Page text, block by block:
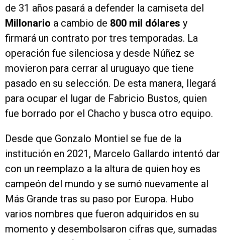
de 31 años pasará a defender la camiseta del
Millonario a cambio de 800 mil dólares y
firmará un contrato por tres temporadas. La
operación fue silenciosa y desde Núñez se
movieron para cerrar al uruguayo que tiene
pasado en su selección. De esta manera, llegará
para ocupar el lugar de Fabricio Bustos, quien
fue borrado por el Chacho y busca otro equipo.
Desde que Gonzalo Montiel se fue de la
institución en 2021, Marcelo Gallardo intentó dar
con un reemplazo a la altura de quien hoy es
campeón del mundo y se sumó nuevamente al
Más Grande tras su paso por Europa. Hubo
varios nombres que fueron adquiridos en su
momento y desembolsaron cifras que, sumadas